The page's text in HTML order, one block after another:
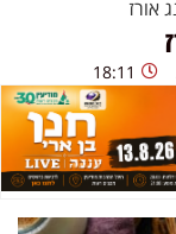
אורז
18:11